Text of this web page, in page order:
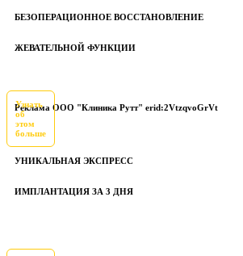
БЕЗОПЕРАЦИОННОЕ ВОССТАНОВЛЕНИЕ
ЖЕВАТЕЛЬНОЙ ФУНКЦИИ
Реклама ООО "Клиника Рутт" erid:2VtzqvoGrVt
Узнать
об
этом
больше
УНИКАЛЬНАЯ ЭКСПРЕСС
ИМПЛАНТАЦИЯ ЗА 3 ДНЯ